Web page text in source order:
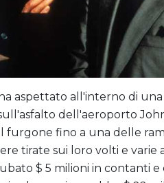
aspettato all'interno di
dell'aeroporto
furgone fino a una delle
tirate sui loro volti e varie
$ 5 milioni in contanti e